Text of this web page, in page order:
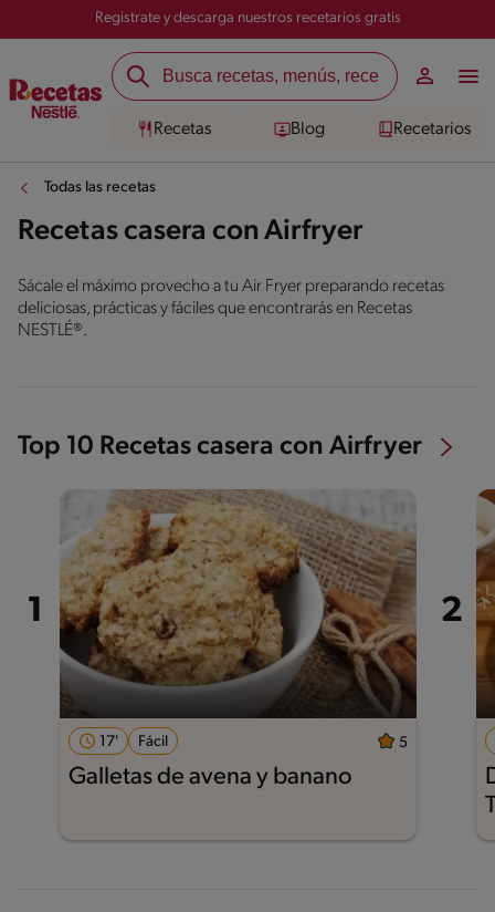
Registrate y descarga nuestros recetarios gratis
Recetas Blog Recetarios
Todas las recetas
Recetas casera con Airfryer
Sácale el máximo provecho a tu Air Fryer preparando recetas
deliciosas, prácticas y fáciles que encontrarás en Recetas
NESTLÉ®.
Top 10 Recetas casera con Airfryer
17' Fácil 5
Galletas de avena y banano